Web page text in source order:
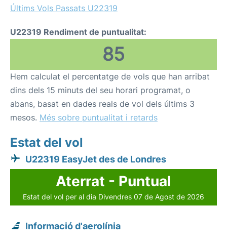
Últims Vols Passats U22319
U22319 Rendiment de puntualitat:
85
Hem calculat el percentatge de vols que han arribat
dins dels 15 minuts del seu horari programat, o
abans, basat en dades reals de vol dels últims 3
mesos. Més sobre puntualitat i retards
Estat del vol
U22319 EasyJet des de Londres
Aterrat - Puntual
Estat del vol per al dia Divendres 07 de Agost de 2026
Informació d'aerolínia